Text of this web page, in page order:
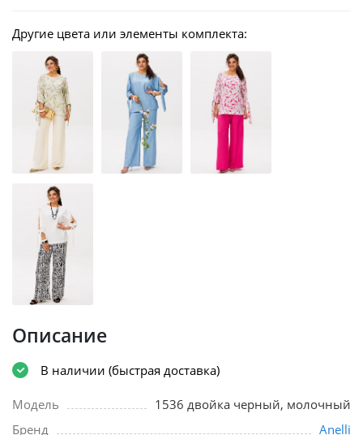
Другие цвета или элементы комплекта:
Описание
В наличии (быстрая доставка)
Модель
1536 двойка черный, молочный
Бренд
Anelli